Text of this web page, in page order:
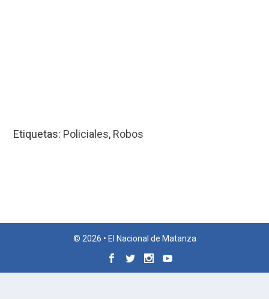
Etiquetas: Policiales, Robos
© 2026 • El Nacional de Matanza